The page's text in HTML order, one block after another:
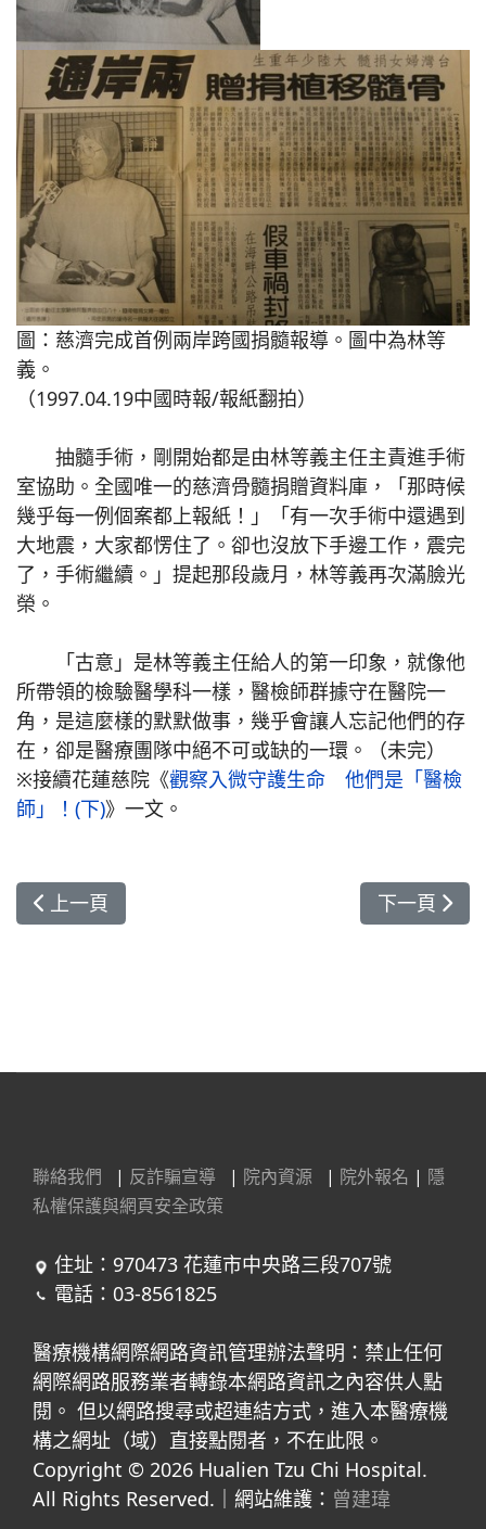
圖：慈濟完成首例兩岸跨國捐髓報導。圖中為林等
義。
（1997.04.19中國時報/報紙翻拍）
抽髓手術，剛開始都是由林等義主任主責進手術
室協助。全國唯一的慈濟骨髓捐贈資料庫，「那時候
幾乎每一例個案都上報紙！」「有一次手術中還遇到
大地震，大家都愣住了。卻也沒放下手邊工作，震完
了，手術繼續。」提起那段歲月，林等義再次滿臉光
榮。
「古意」是林等義主任給人的第一印象，就像他
所帶領的檢驗醫學科一樣，醫檢師群據守在醫院一
角，是這麼樣的默默做事，幾乎會讓人忘記他們的存
在，卻是醫療團隊中絕不可或缺的一環。（未完）
※接續花蓮慈院《觀察入微守護生命 他們是「醫檢
師」！(下)》一文。
上一篇文章: 早產兒宥宥的故事
上一頁 下一篇文章
下一頁
聯絡我們 | 反詐騙宣導 | 院內資源 | 院外報名 | 隱
私權保護與網頁安全政策
住址：970473 花蓮市中央路三段707號
電話：03-8561825
醫療機構網際網路資訊管理辦法聲明：禁止任何
網際網路服務業者轉錄本網路資訊之內容供人點
閱。 但以網路搜尋或超連結方式，進入本醫療機
構之網址（域）直接點閱者，不在此限。
Copyright © 2026 Hualien Tzu Chi Hospital.
All Rights Reserved.｜網站維護： 曾建瑋